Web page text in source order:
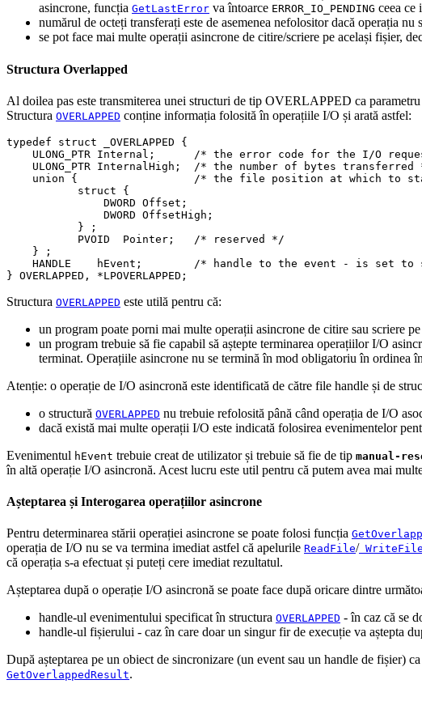
asincrone, funcția GetLastError va întoarce ERROR_IO_PENDING ceea ce
numărul de octeți transferați este de asemenea nefolositor dacă operația nu
se pot face mai multe operații asincrone de citire/scriere pe același fișier,
Structura Overlapped
Al doilea pas este transmiterea unei structuri de tip OVERLAPPED ca
Structura OVERLAPPED conține informația folosită în operațiile I/O și arată astfel:
typedef struct _OVERLAPPED {
    ULONG_PTR Internal
;
/* the error code for the I/O
    ULONG_PTR InternalHigh
;
/* the number of bytes transferred
union
{
/* the file position at which to
struct
{
               DWORD Offset
;
               DWORD OffsetHigh
;
}
;
           PVOID  Pointer
;
/* reserved */
}
;
    HANDLE    hEvent
;
/* handle to the event - is set to
} OVERLAPPED , *LPOVERLAPPED ;
Structura OVERLAPPED este utilă pentru că:
un program poate porni mai multe operații asincrone de citire sau scriere
un program trebuie să fie capabil să aștepte terminarea operațiilor I/O
terminat. Operațiile asincrone nu se termină în mod obligatoriu în ordinea
Atenție: o operație de I/O asincronă este identificată de către file handle și de
o structură OVERLAPPED nu trebuie refolosită până când operația de I/O
dacă există mai multe operații I/O este indicată folosirea evenimentelor
Evenimentul hEvent trebuie creat de utilizator și trebuie să fie de tip manual-
în altă operație I/O asincronă. Acest lucru este util pentru că putem avea mai
Așteptarea și Interogarea operațiilor asincrone
Pentru determinarea stării operației asincrone se poate folosi funcția
operația de I/O nu se va termina imediat astfel că apelurile ReadFile/ WriteFile
că operația s-a efectuat și puteți cere imediat rezultatul.
Așteptarea după o operație I/O asincronă se poate face după oricare dintre
handle-ul evenimentului specificat în structura OVERLAPPED - în caz că se
handle-ul fișierului - caz în care doar un singur fir de execuție va aștepta
După așteptarea pe un obiect de sincronizare (un event sau un handle de fișier)
GetOverlappedResult.